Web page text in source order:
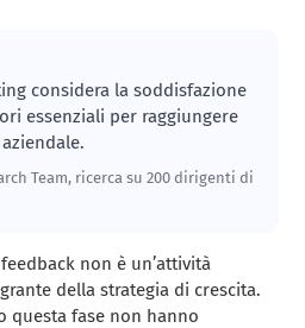
considera la soddisfazione
essenziali per raggiungere
Team, ricerca su 200 dirigenti di
non è un’attività
della strategia di crescita.
questa fase non hanno